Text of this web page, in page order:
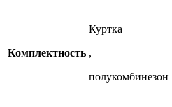
Комплектность
Куртка
,
полукомбинезон